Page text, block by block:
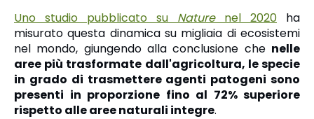
Uno studio pubblicato su Naturenel 2020 ha
misurato questa dinamica su migliaia di ecosistemi
nel mondo, giungendo alla conclusione che nelle
aree più trasformate dall'agricoltura, le specie
in grado di trasmettere agenti patogeni sono
presenti in proporzione fino al 72% superiore
rispetto alle aree naturali integre.